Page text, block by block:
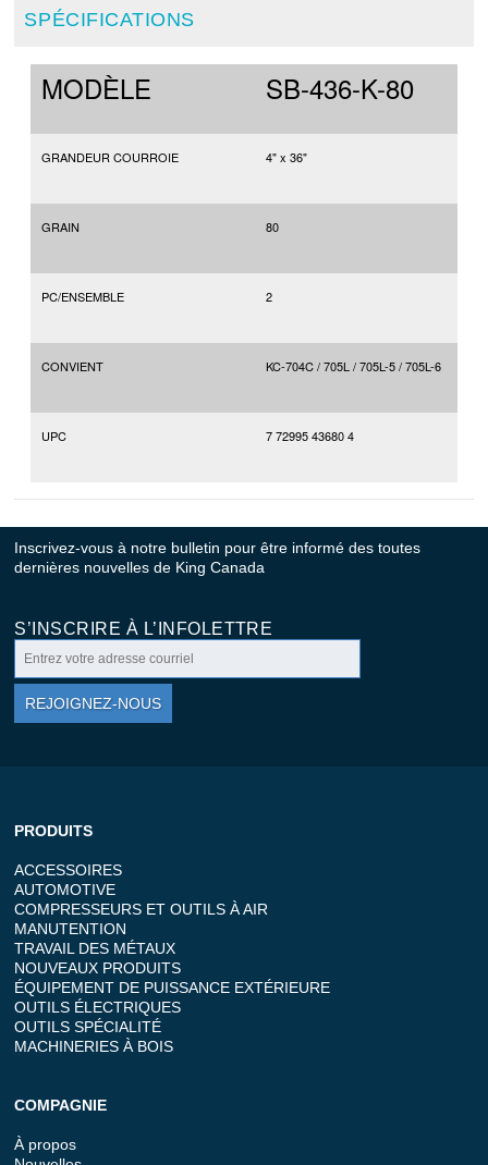
SPÉCIFICATIONS
MODÈLE SB-436-K-80
GRANDEUR COURROIE 4" x 36"
GRAIN 80
PC/ENSEMBLE 2
CONVIENT KC-704C / 705L / 705L-5 / 705L-6
UPC 7 72995 43680 4
Inscrivez-vous à notre bulletin pour être informé des toutes
dernières nouvelles de King Canada
S’INSCRIRE À L’INFOLETTRE
REJOIGNEZ-NOUS
PRODUITS
ACCESSOIRES
AUTOMOTIVE
COMPRESSEURS ET OUTILS À AIR
MANUTENTION
TRAVAIL DES MÉTAUX
NOUVEAUX PRODUITS
ÉQUIPEMENT DE PUISSANCE EXTÉRIEURE
OUTILS ÉLECTRIQUES
OUTILS SPÉCIALITÉ
MACHINERIES À BOIS
COMPAGNIE
À propos